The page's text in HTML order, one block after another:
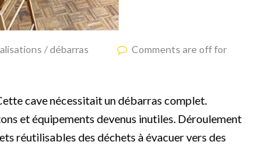
/ débarras
Comments are off for
cave nécessitait un débarras complet.
et équipements devenus inutiles. Déroulement
réutilisables des déchets à évacuer vers des